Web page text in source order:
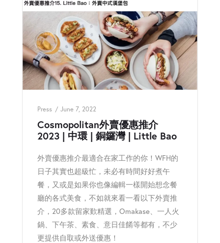
Press June 7, 2022
Cosmopolitan外賣優惠推介
2023 | 中環 | 銅鑼灣 | Little Bao
外賣優惠推介最適合在家工作的你！WFH的
日子其實也超級忙，未必有時間好好煮午
餐，又或是如果你也像編輯一樣開始想念餐
廳的各式美食，不如就來看一看以下外賣推
介，20多款留家歎精選，Omakase、一人火
鍋、下午茶、素食、意日佳餚等都有，不少
更提供自取或外送優惠！